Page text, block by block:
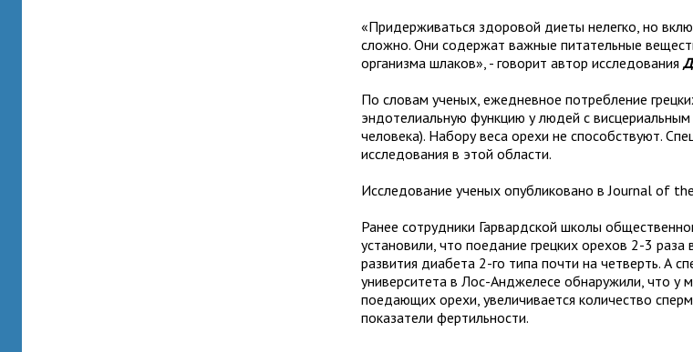
«Придерживаться здоровой диеты нелегко, но
сложно. Они содержат важные питательные
организма шлаков», - говорит автор исследования
По словам ученых, ежедневное потребление
эндотелиальную функцию у людей с
человека). Набору веса орехи не способствуют.
исследования в этой области.
Исследование ученых опубликовано в Journal of
Ранее сотрудники Гарвардской школы
установили, что поедание грецких орехов 2-3
развития диабета 2-го типа почти на четверть. А
университета в Лос-Анджелесе обнаружили, что
поедающих орехи, увеличивается количество
показатели фертильности.